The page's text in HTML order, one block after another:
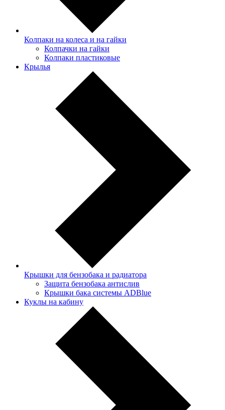
Колпаки на колеса и на гайки
Колпачки на гайки
Колпаки пластиковые
Крылья
Крышки для бензобака и радиатора
Защита бензобака антислив
Крышки бака системы ADBlue
Куклы на кабину